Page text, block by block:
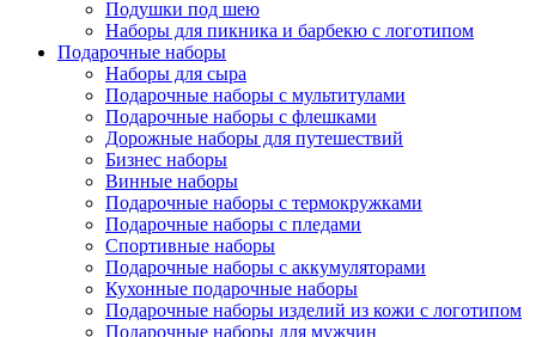
Подушки под шею
Наборы для пикника и барбекю с логотипом
Подарочные наборы
Наборы для сыра
Подарочные наборы с мультитулами
Подарочные наборы с флешками
Дорожные наборы для путешествий
Бизнес наборы
Винные наборы
Подарочные наборы с термокружками
Подарочные наборы с пледами
Спортивные наборы
Подарочные наборы с аккумуляторами
Кухонные подарочные наборы
Подарочные наборы изделий из кожи с логотипом
Подарочные наборы для мужчин